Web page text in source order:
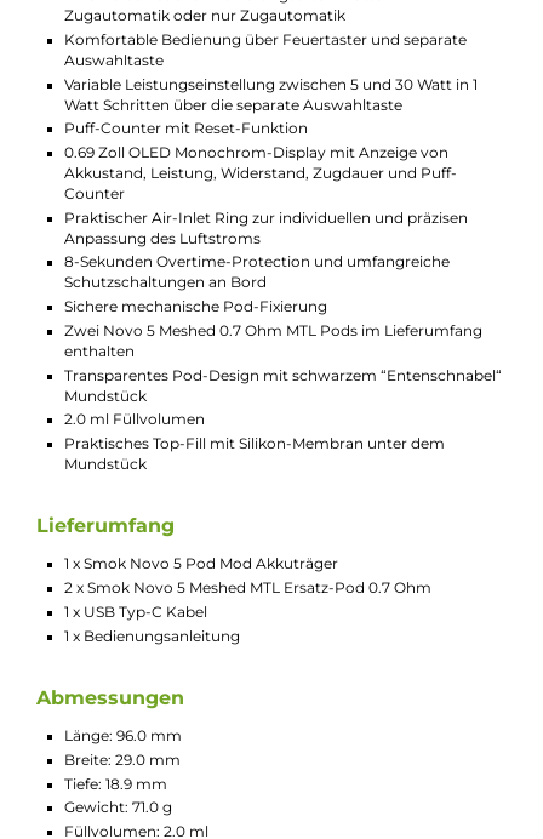
Der Air-Inlet Ring oberhalb des Feuerbuttons
ermöglicht eine stufenlose und präzise Anpassung
des Luftstroms von strengem MTL bis hin zu RDL.
Neue Novo 5 Meshed Pods
Das Kit enthält zwei Novo 5 Meshed 0,7 Ohm MTL
Pods, die ein geschmacksintensives MTL und RDL
Dampferlebnis ermöglichen und Platz für 2,0 ml
Liquid bieten. Das Top-Fill System erleichtert das
Befüllen der Pods, und das ergonomische
"Entenschnabel" Mundstück kann durch seitlichen
Druck entfernt werden. Die Pods rasten mechanisch
sicher auf dem Novo 5 Pod Mod ein und ermöglichen
eine gute Sicht auf den Liquidstand.
Technische Daten
Modernes Pod-System für MTL und RDL
Applikationen
Ergonomische und kompakte Form
Hochwertige Verarbeitung
Komfortable Bedienung
USB Typ-C Charging mit 5V / 0.78 A
Ausgangsleistung: 5 bis 30 Watt
Ausgangsspannung: 1.5 bis 4.0 Volt
Widerstandsbereich: 0.5 bis 2.5 Ohm
Dampfmodi: VW